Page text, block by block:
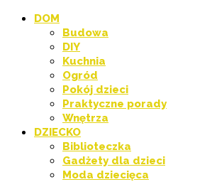
DOM
Budowa
DIY
Kuchnia
Ogród
Pokój dzieci
Praktyczne porady
Wnętrza
DZIECKO
Biblioteczka
Gadżety dla dzieci
Moda dziecięca